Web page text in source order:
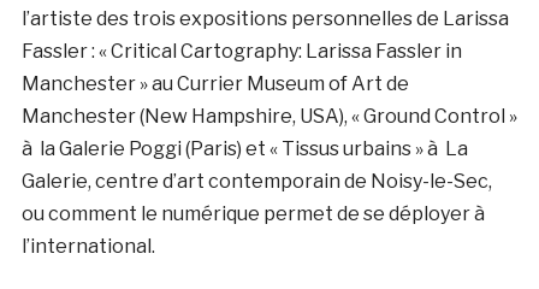
l’artiste des trois expositions personnelles de Larissa
Fassler : « Critical Cartography: Larissa Fassler in
Manchester » au Currier Museum of Art de
Manchester (New Hampshire, USA), « Ground Control »
à la Galerie Poggi (Paris) et « Tissus urbains » à La
Galerie, centre d’art contemporain de Noisy-le-Sec,
ou comment le numérique permet de se déployer à
l’international.